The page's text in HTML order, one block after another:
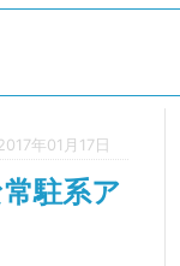
年01月17日
駐系ア